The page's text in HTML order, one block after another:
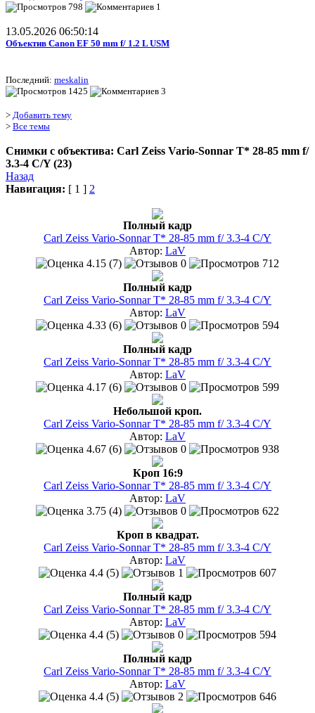
798
1
13.05.2026 06:50:14
Объектив Canon EF 50 mm f/ 1.2 L USM
Последний: meskalin
1425
3
> Добавить тему
> Все темы
Снимки с объектива: Carl Zeiss Vario-Sonnar T* 28-85 mm f/
3.3-4 C/Y (23)
Назад
Навигация: [ 1 ] 2
Полный кадр
Carl Zeiss Vario-Sonnar T* 28-85 mm f/ 3.3-4 C/Y
Автор: LaV
4.15 (7)
0
712
Полный кадр
Carl Zeiss Vario-Sonnar T* 28-85 mm f/ 3.3-4 C/Y
Автор: LaV
4.33 (6)
0
594
Полный кадр
Carl Zeiss Vario-Sonnar T* 28-85 mm f/ 3.3-4 C/Y
Автор: LaV
4.17 (6)
0
599
Небольшой кроп.
Carl Zeiss Vario-Sonnar T* 28-85 mm f/ 3.3-4 C/Y
Автор: LaV
4.67 (6)
0
938
Кроп 16:9
Carl Zeiss Vario-Sonnar T* 28-85 mm f/ 3.3-4 C/Y
Автор: LaV
3.75 (4)
0
622
Кроп в квадрат.
Carl Zeiss Vario-Sonnar T* 28-85 mm f/ 3.3-4 C/Y
Автор: LaV
4.4 (5)
1
607
Полный кадр
Carl Zeiss Vario-Sonnar T* 28-85 mm f/ 3.3-4 C/Y
Автор: LaV
4.4 (5)
0
594
Полный кадр
Carl Zeiss Vario-Sonnar T* 28-85 mm f/ 3.3-4 C/Y
Автор: LaV
4.4 (5)
2
646